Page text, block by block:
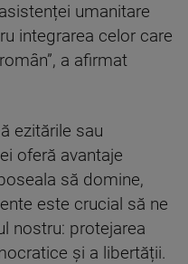
umanitare
integrarea celor care
a afirmat
ezitările sau
oferă avantaje
să domine,
este crucial să ne
nostru: protejarea
și a libertății.